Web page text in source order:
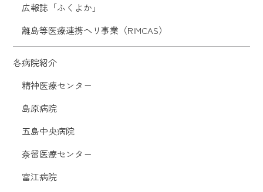
広報誌「ふくよか」
離島等医療連携ヘリ事業（RIMCAS）
各病院紹介
精神医療センター
島原病院
五島中央病院
奈留医療センター
富江病院